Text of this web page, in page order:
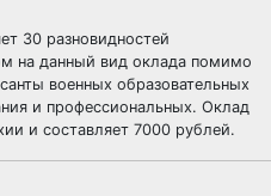
30 разновидностей
на данный вид оклада помимо
военных образовательных
и профессиональных. Оклад
и составляет 7000 рублей.